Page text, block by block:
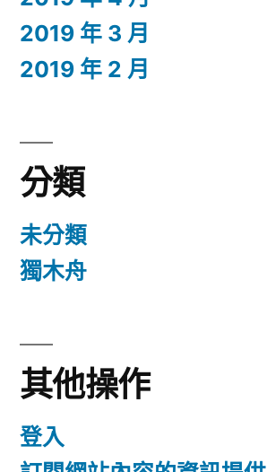
2019 年 3 月
2019 年 2 月
分類
未分類
獨木舟
其他操作
登入